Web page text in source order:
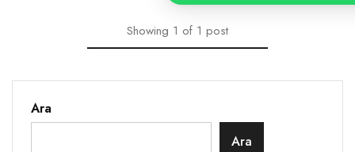
Showing 1 of 1 post
Ara
Ara